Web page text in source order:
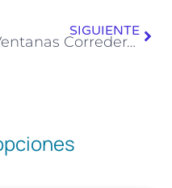
SIGUIENTE
Ventanas Correderas de Aluminio